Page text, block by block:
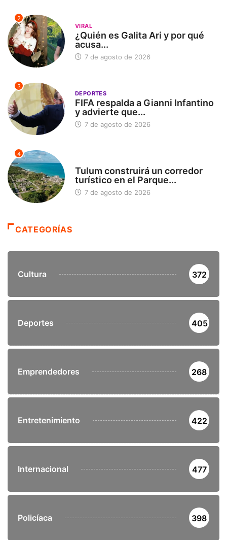
2
VIRAL
¿Quién es Galita Ari y por qué
acusa...
7 de agosto de 2026
3
DEPORTES
FIFA respalda a Gianni Infantino
y advierte que...
7 de agosto de 2026
4
Tulum construirá un corredor
turístico en el Parque...
7 de agosto de 2026
CATEGORÍAS
Cultura 372
Deportes 405
Emprendedores 268
Entretenimiento 422
Internacional 477
Policíaca 398